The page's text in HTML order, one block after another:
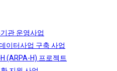
관 운영사업
이터사업 구축 사업
(ARPA-H) 프로젝트​